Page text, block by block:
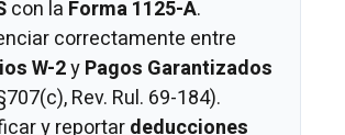
con la Forma 1125-A.
correctamente entre
W-2yPagos Garantizados
Rev. Rul. 69-184).
y reportardeducciones